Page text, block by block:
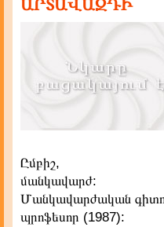
ԱՐՏԱՎԱԶԴԻ
Ըմբիշ,
մանկավարժ:
Մանկավարժական
պրոֆեսոր (1987):